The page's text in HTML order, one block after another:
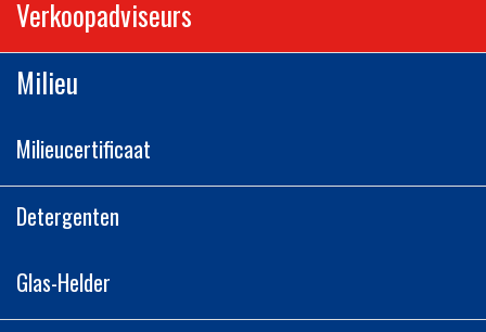
Verkoopadviseurs
Milieu
Milieucertificaat
Detergenten
Glas-Helder